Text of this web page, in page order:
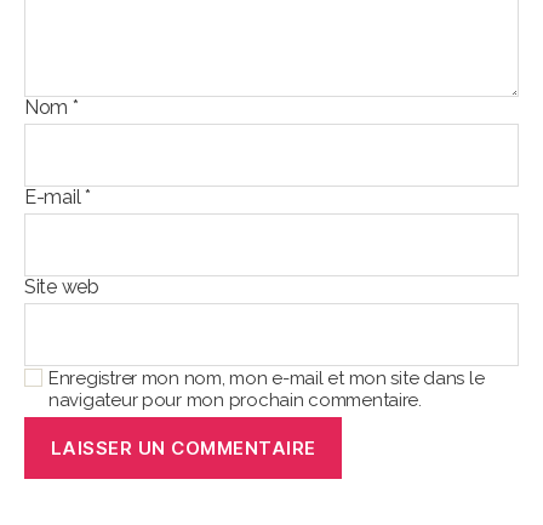
Nom *
E-mail*
Site web
Enregistrer mon nom, mon e-mail et mon site dans le
navigateur pour mon prochain commentaire.